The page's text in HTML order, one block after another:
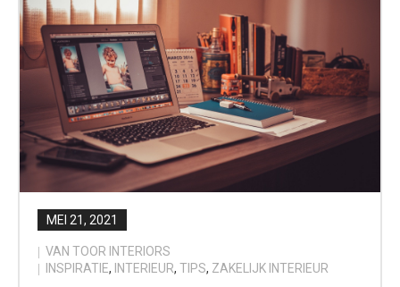
MEI 21, 2021
VAN TOOR INTERIORS
INSPIRATIE, INTERIEUR, TIPS, ZAKELIJK INTERIEUR